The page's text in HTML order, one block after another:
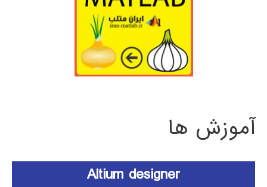
آموزش ها
Altium designer